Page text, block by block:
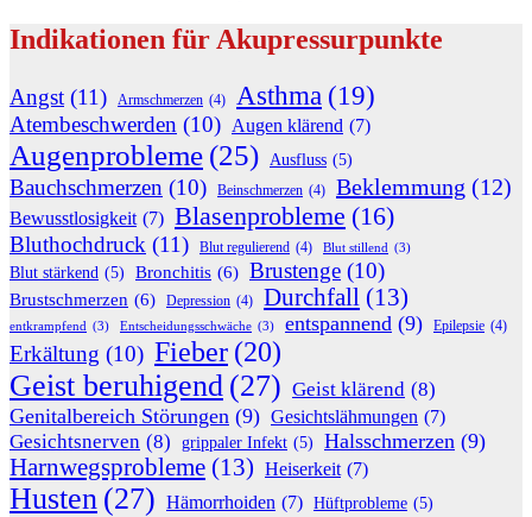
Indikationen für Akupressurpunkte
Angst (11) Armschmerzen (4) Asthma (19)
Atembeschwerden (10) Augen klärend (7)
Augenprobleme (25) Ausfluss (5)
Bauchschmerzen (10) Beinschmerzen (4) Beklemmung (12)
Bewusstlosigkeit (7) Blasenprobleme (16)
Bluthochdruck (11) Blut regulierend (4) Blut stillend (3)
Blut stärkend (5) Bronchitis (6) Brustenge (10)
Brustschmerzen (6) Depression (4) Durchfall (13)
entkrampfend (3) Entscheidungsschwäche (3) entspannend (9) Epilepsie (4)
Erkältung (10) Fieber (20)
Geist beruhigend (27) Geist klärend (8)
Genitalbereich Störungen (9) Gesichtslähmungen (7)
Gesichtsnerven (8) grippaler Infekt (5) Halsschmerzen (9)
Harnwegsprobleme (13) Heiserkeit (7)
Husten (27) Hämorrhoiden (7) Hüftprobleme (5)